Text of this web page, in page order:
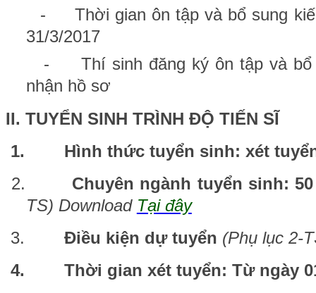
- Thời gian ôn tập và bổ sung kiến
31/3/2017
- Thí sinh đăng ký ôn tập và bổ
nhận hồ sơ
II. TUYỂN SINH TRÌNH ĐỘ TIẾN SĨ
1.
Hình thức tuyển sinh: xét
2. Chuyên ngành tuyển sinh:
TS) Download Tại đây
3. Điều kiện dự tuyển (Phụ lục 2-
4.
Thời gian xét tuyển: Từ ngày